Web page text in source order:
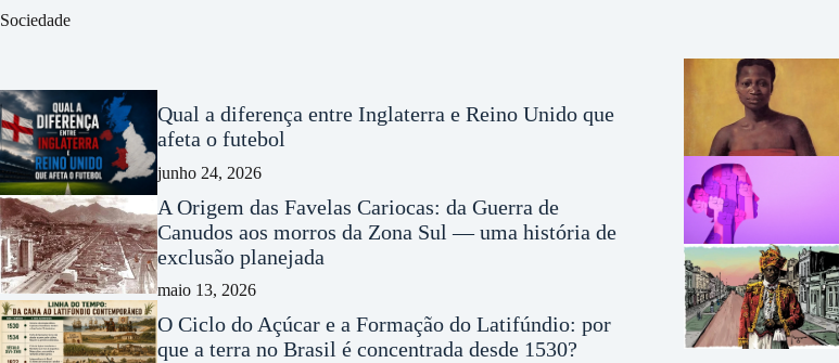
Sociedade
Qual a diferença entre Inglaterra e Reino Unido que
afeta o futebol
junho 24, 2026
A Origem das Favelas Cariocas: da Guerra de
Canudos aos morros da Zona Sul — uma história de
exclusão planejada
maio 13, 2026
O Ciclo do Açúcar e a Formação do Latifúndio: por
que a terra no Brasil é concentrada desde 1530?